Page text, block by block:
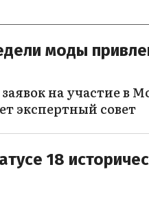
моды
на участие в
экспертный совет
18